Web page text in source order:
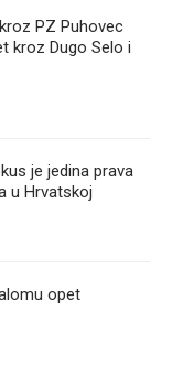
PZ Puhovec
kroz Dugo Selo i
je jedina prava
u Hrvatskoj
opet